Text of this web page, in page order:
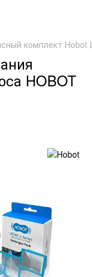
комплект Hobot
HOBOT